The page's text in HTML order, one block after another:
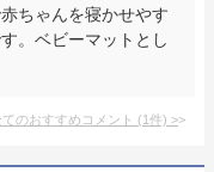
ちゃんを寝かせやす
。ベビーマットとし
てのおすすめコメント (1件) >